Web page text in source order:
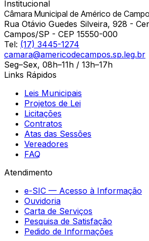
Institucional
Câmara Municipal de Américo de
Rua Otávio Guedes Silveira, 928 -
Campos/SP - CEP 15550-000
Tel: (17) 3445-1274
camara@americodecampos.sp.leg.br
Seg–Sex, 08h–11h / 13h–17h
Links Rápidos
Leis Municipais
Projetos de Lei
Licitações
Contratos
Atas das Sessões
Vereadores
FAQ
Atendimento
e-SIC — Acesso à Informação
Ouvidoria
Carta de Serviços
Pesquisa de Satisfação
Pedido de Informações